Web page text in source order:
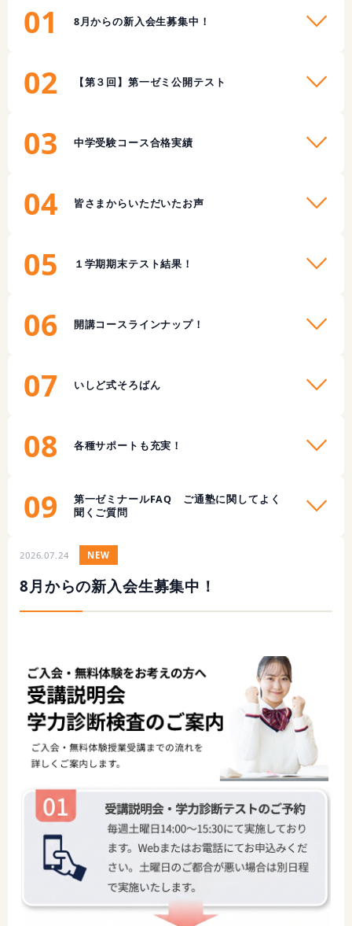
01 8月からの新入会生募集中！
02 【第３回】第一ゼミ公開テスト
03 中学受験コース合格実績
04 皆さまからいただいたお声
05 １学期期末テスト結果！
06 開講コースラインナップ！
07 いしど式そろばん
08 各種サポートも充実！
09
第一ゼミナールFAQ ご通塾に関してよく
聞くご質問
2026.07.24 NEW
8月からの新入会生募集中！